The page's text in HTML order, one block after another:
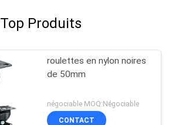
Top Produits
roulettes en nylon noires
de 50mm
négociable MOQ:Négociable
CONTACT